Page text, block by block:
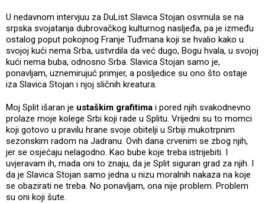
U nedavnom intervjuu za DuList Slavica Stojan osvrnula se na
srpska svojatanja dubrovačkog kulturnog nasljeđa, pa je između
ostalog poput pokojnog Franje Tuđmana koji se hvalio kako u
svojoj kući nema Srba, ustvrdila da već dugo, Bogu hvala, u svojoj
kući nema buba, odnosno Srba. Slavica Stojan samo je,
ponavljam, uznemirujuć primjer, a posljedice su ono što ostaje
iza Slavica Stojan i njoj sličnih kreatura.
Moj Split išaran je ustaškim grafitima i pored njih svakodnevno
prolaze moje kolege Srbi koji rade u Splitu. Vrijedni su to momci
koji gotovo u pravilu hrane svoje obitelji u Srbiji mukotrpnim
sezonskim radom na Jadranu. Ovih dana crvenim se zbog njih,
jer se osjećaju nelagodno. Kao bube koje treba istrijebiti. I
uvjeravam ih, mada oni to znaju, da je Split siguran grad za njih. I
da je Slavica Stojan samo jedna u nizu moralnih nakaza na koje
se obazirati ne treba. No ponavljam, ona nije problem. Problem
su oni koji šute.